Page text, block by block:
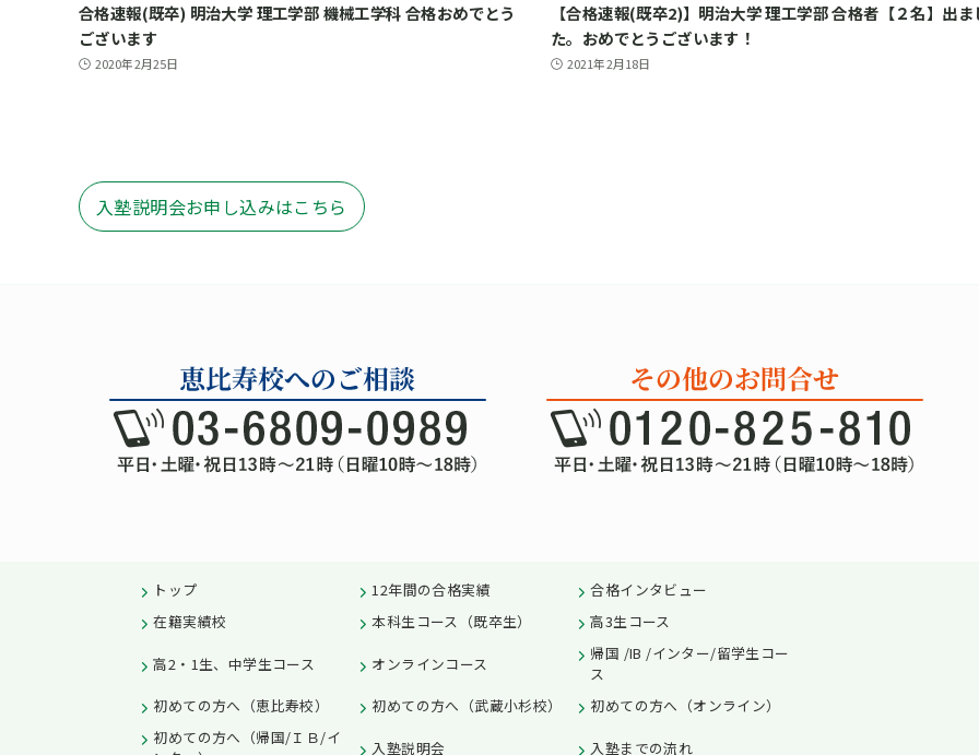
合格速報(既卒) 明治大学 理工学部 機械工学科 合格おめでとう
ございます
2020年2月25日
【合格速報(既卒2)】明治大学 理工学部 合格者【２名】出ま
た。おめでとうございます！
2021年2月18日
入塾説明会お申し込みはこちら
トップ 12年間の合格実績
合格インタビュー
在籍実績校
本科生コース（既卒生） 高3生コース
高2・1生、中学生コース オンラインコース
帰国 /IB /インター/留学生コー
ス
初めての方へ（恵比寿校）
初めての方へ（武蔵小杉校）
初めての方へ（オンライン）
初めての方へ（帰国/ＩＢ/イ
入塾説明会 入塾までの流れ